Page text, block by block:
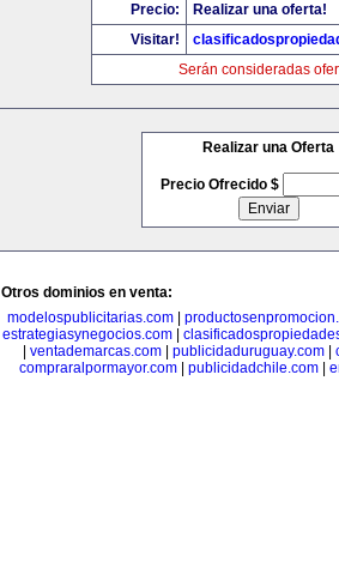
Precio:
Realizar una oferta!
Visitar!
Serán consideradas
Realizar una Oferta
Precio Ofrecido $
Otros dominios en venta:
modelospublicitarias.com
estrategiasynegocios.com|
ventademarcas.com publicidaduruguay.com
compraralpormayor.com| publicidadchile.com|